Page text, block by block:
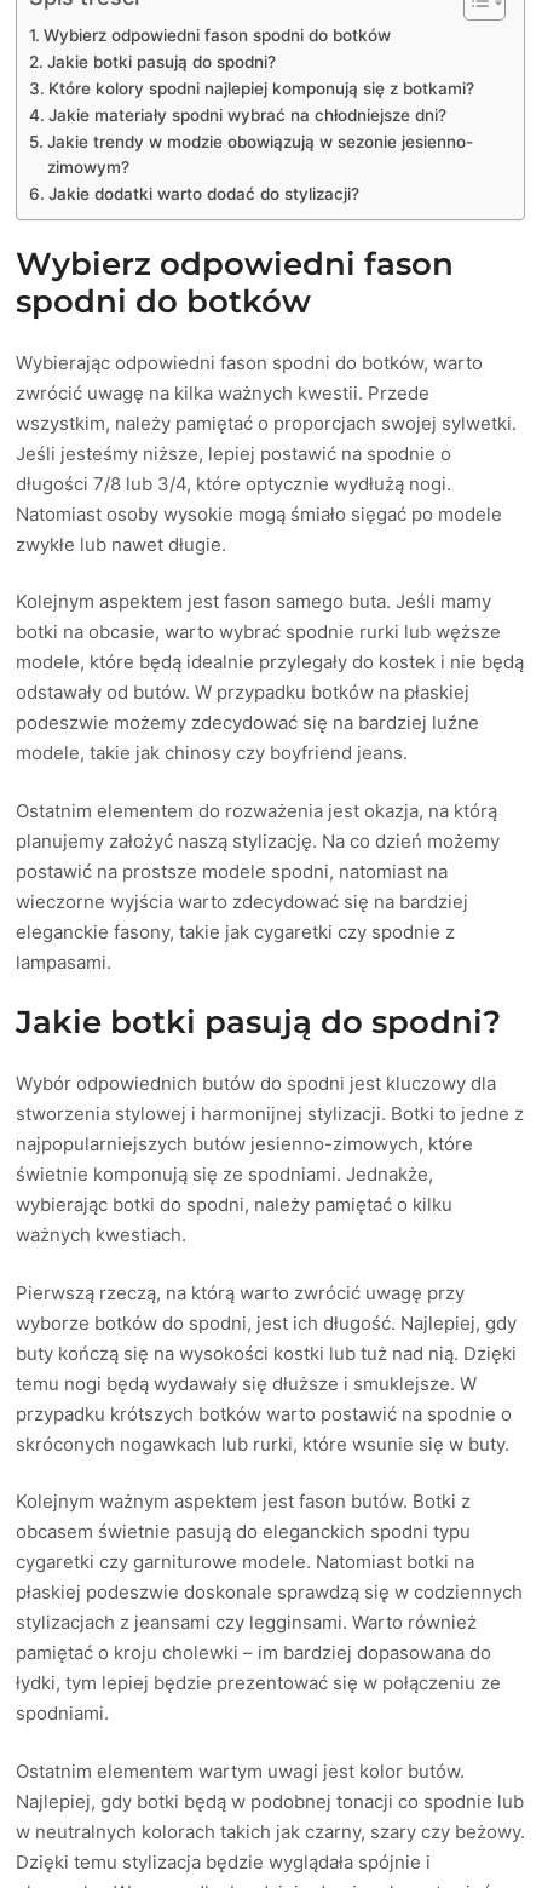
Wybierz odpowiedni fason spodni do botków
Jakie botki pasują do spodni?
Które kolory spodni najlepiej komponują się z botkami?
Jakie materiały spodni wybrać na chłodniejsze dni?
Jakie trendy w modzie obowiązują w sezonie jesienno-
zimowym?
Jakie dodatki warto dodać do stylizacji?
Wybierz odpowiedni fason
spodni do botków
Wybierając odpowiedni fason spodni do botków, warto
zwrócić uwagę na kilka ważnych kwestii. Przede
wszystkim, należy pamiętać o proporcjach swojej sylwetki.
Jeśli jesteśmy niższe, lepiej postawić na spodnie o
długości 7/8 lub 3/4, które optycznie wydłużą nogi.
Natomiast osoby wysokie mogą śmiało sięgać po modele
zwykłe lub nawet długie.
Kolejnym aspektem jest fason samego buta. Jeśli mamy
botki na obcasie, warto wybrać spodnie rurki lub węższe
modele, które będą idealnie przylegały do kostek i nie będą
odstawały od butów. W przypadku botków na płaskiej
podeszwie możemy zdecydować się na bardziej luźne
modele, takie jak chinosy czy boyfriend jeans.
Ostatnim elementem do rozważenia jest okazja, na którą
planujemy założyć naszą stylizację. Na co dzień możemy
postawić na prostsze modele spodni, natomiast na
wieczorne wyjścia warto zdecydować się na bardziej
eleganckie fasony, takie jak cygaretki czy spodnie z
lampasami.
Jakie botki pasują do spodni?
Wybór odpowiednich butów do spodni jest kluczowy dla
stworzenia stylowej i harmonijnej stylizacji. Botki to jedne z
najpopularniejszych butów jesienno-zimowych, które
świetnie komponują się ze spodniami. Jednakże,
wybierając botki do spodni, należy pamiętać o kilku
ważnych kwestiach.
Pierwszą rzeczą, na którą warto zwrócić uwagę przy
wyborze botków do spodni, jest ich długość. Najlepiej, gdy
buty kończą się na wysokości kostki lub tuż nad nią. Dzięki
temu nogi będą wydawały się dłuższe i smuklejsze. W
przypadku krótszych botków warto postawić na spodnie o
skróconych nogawkach lub rurki, które wsunie się w buty.
Kolejnym ważnym aspektem jest fason butów. Botki z
obcasem świetnie pasują do eleganckich spodni typu
cygaretki czy garniturowe modele. Natomiast botki na
płaskiej podeszwie doskonale sprawdzą się w codziennych
stylizacjach z jeansami czy legginsami. Warto również
pamiętać o kroju cholewki – im bardziej dopasowana do
łydki, tym lepiej będzie prezentować się w połączeniu ze
spodniami.
Ostatnim elementem wartym uwagi jest kolor butów.
Najlepiej, gdy botki będą w podobnej tonacji co spodnie lub
w neutralnych kolorach takich jak czarny, szary czy beżowy.
Dzięki temu stylizacja będzie wyglądała spójnie i